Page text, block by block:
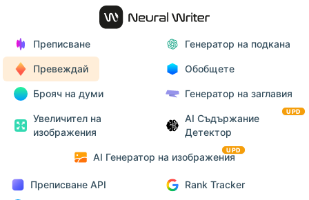
Преписване Генератор на подкана
Превеждай Обобщете
Брояч на думи Генератор на заглавия
Увеличител на
изображения
AI Съдържание
Детектор
UPD
AI Генератор на изображения
UPD
Преписване API
Rank Tracker